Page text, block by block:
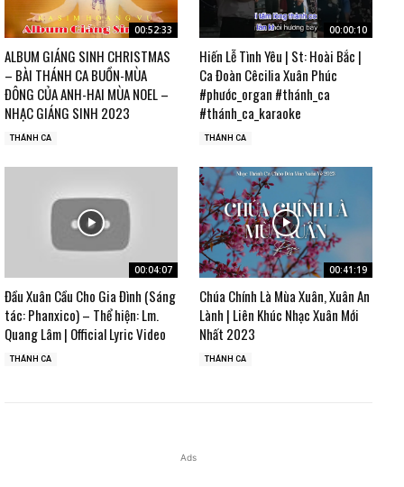
00:52:33
ALBUM GIÁNG SINH CHRISTMAS
– BÀI THÁNH CA BUỒN-MÙA
ĐÔNG CỦA ANH-HAI MÙA NOEL –
NHẠC GIÁNG SINH 2023
THÁNH CA
00:00:10
Hiến Lễ Tình Yêu | St: Hoài Bắc |
Ca Đoàn Cêcilia Xuân Phúc
#phước_organ #thánh_ca
#thánh_ca_karaoke
THÁNH CA
00:04:07
Đầu Xuân Cầu Cho Gia Đình (Sáng
tác: Phanxico) – Thể hiện: Lm.
Quang Lâm | Official Lyric Video
THÁNH CA
00:41:19
Chúa Chính Là Mùa Xuân, Xuân An
Lành | Liên Khúc Nhạc Xuân Mới
Nhất 2023
THÁNH CA
Ads